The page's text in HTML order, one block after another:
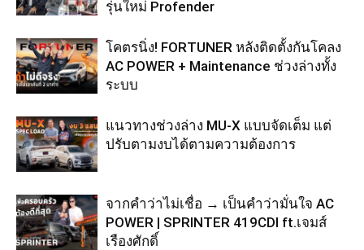
รุ่นใหม่ Profender
โคตรนิ่ง! FORTUNER หลังติดตั้งกันโคลง
AC POWER + Maintenance ช่วงล่างทั้ง
ระบบ
แนวทางช่วงล่าง MU-X แบบจัดเต็ม แต่
ปรับตามงบได้ตามความต้องการ
จากคำว่าไม่เชื่อ → เป็นคำว่ามั่นใจ AC
POWER | SPRINTER 419CDI ft.เจมส์
เรืองศักดิ์